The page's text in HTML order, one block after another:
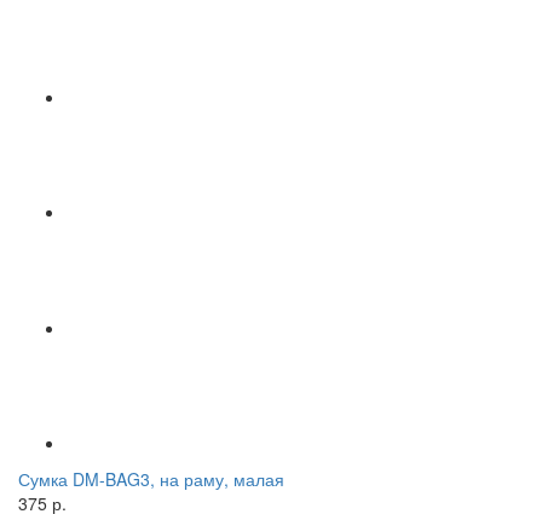
Сумка DM-BAG3, на раму, малая
375 р.